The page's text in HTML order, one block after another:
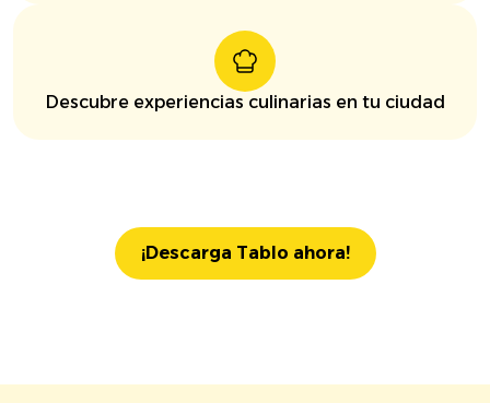
Descubre experiencias culinarias en tu ciudad
¡Descarga Tablo ahora!